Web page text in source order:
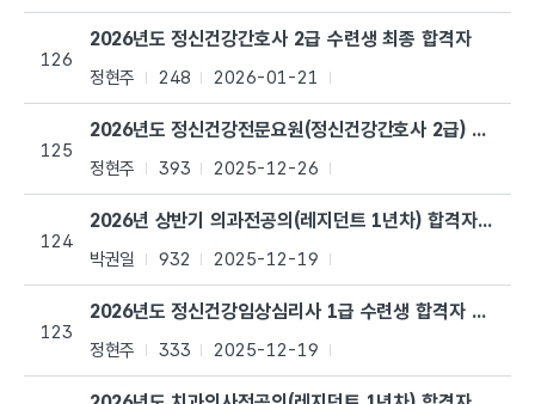
126
2026년도 정신건강간호사 2급 수련생 최종 합격자
정현주 248 2026-01-21
125
2026년도 정신건강전문요원(정신건강간호사 2급) 수련생
정현주 393 2025-12-26
124
2026년 상반기 의과전공의(레지던트 1년차) 합격자 공고
박권일 932 2025-12-19
123
2026년도 정신건강임상심리사 1급 수련생 합격자 공고
정현주 333 2025-12-19